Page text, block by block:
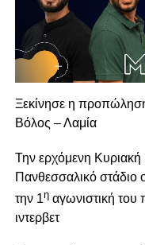
Ξεκίνησε η
Βόλος – Λαμία
Την ερχόμενη
Πανθεσσαλικό στάδιο
την 1ηαγωνιστική του
ιντερβετ